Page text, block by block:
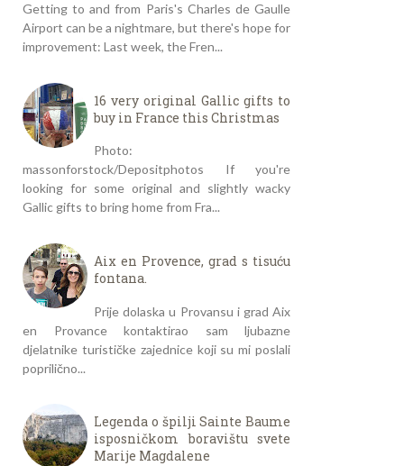
Getting to and from Paris's Charles de Gaulle
Airport can be a nightmare, but there's hope for
improvement: Last week, the Fren...
16 very original Gallic gifts to
buy in France this Christmas
Photo:
massonforstock/Depositphotos If you're
looking for some original and slightly wacky
Gallic gifts to bring home from Fra...
Aix en Provence, grad s tisuću
fontana.
Prije dolaska u Provansu i grad Aix
en Provance kontaktirao sam ljubazne
djelatnike turističke zajednice koji su mi poslali
poprilično...
Legenda o špilji Sainte Baume
isposničkom boravištu svete
Marije Magdalene